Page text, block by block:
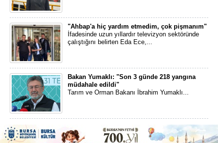
"Ahbap'a hiç yardım etmedim, çok pişmanım"
İfadesinde uzun yıllardır televizyon sektöründe
çalıştığını belirten Eda Ece,...
Bakan Yumaklı: "Son 3 günde 218 yangına
müdahale edildi"
Tarım ve Orman Bakanı İbrahim Yumaklı...